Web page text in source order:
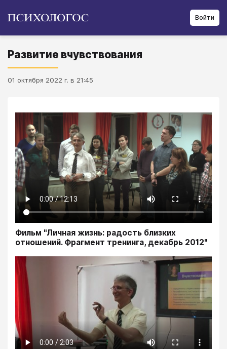
Войти
Развитие вчувствования
01 октября 2022 г. в 21:45
Фильм "Личная жизнь: радость близких
отношений. Фрагмент тренинга, декабрь 2012"